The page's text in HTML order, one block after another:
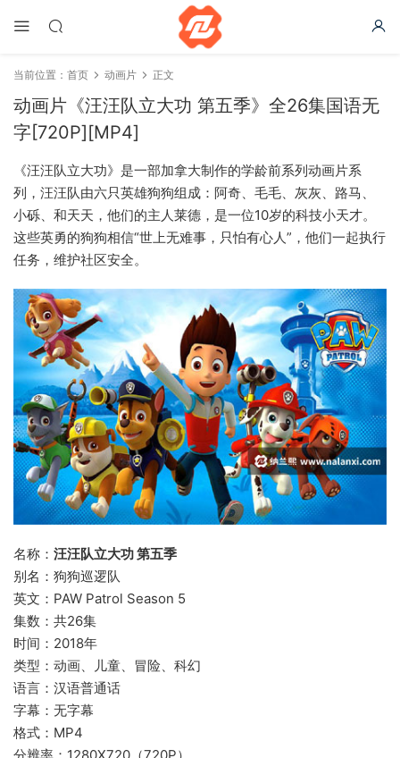
当前位置： 首页 动画片 正文
动画片《汪汪队立大功 第五季》全26集国语无
字[720P][MP4]
《汪汪队立大功》是一部加拿大制作的学龄前系列动画片系
列，汪汪队由六只英雄狗狗组成：阿奇、毛毛、灰灰、路马、
小砾、和天天，他们的主人莱德，是一位10岁的科技小天才。
这些英勇的狗狗相信“世上无难事，只怕有心人”，他们一起执行
任务，维护社区安全。
名称： 汪汪队立大功 第五季
别名：狗狗巡逻队
英文：PAW Patrol Season 5
集数：共26集
时间：2018年
类型：动画、儿童、冒险、科幻
语言：汉语普通话
字幕：无字幕
格式：MP4